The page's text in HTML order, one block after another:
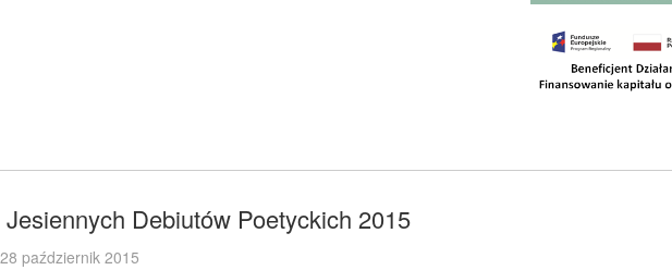
Jesiennych Debiutów Poetyckich 2015
październik 2015